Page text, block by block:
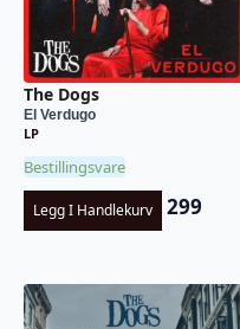
The Dogs
El Verdugo
LP
Bestillingsvare
Legg I Handlekurv 299